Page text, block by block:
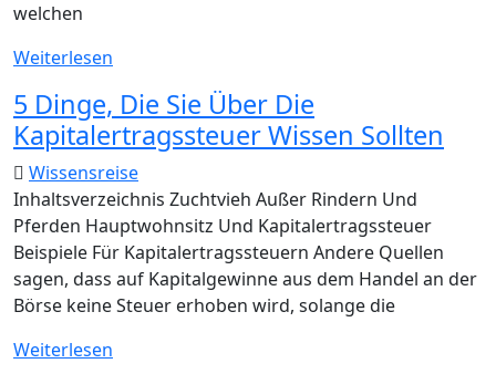
welchen
Weiterlesen
5 Dinge, Die Sie Über Die
Kapitalertragssteuer Wissen Sollten
Wissensreise
Inhaltsverzeichnis Zuchtvieh Außer Rindern Und
Pferden Hauptwohnsitz Und Kapitalertragssteuer
Beispiele Für Kapitalertragssteuern Andere Quellen
sagen, dass auf Kapitalgewinne aus dem Handel an der
Börse keine Steuer erhoben wird, solange die
Weiterlesen